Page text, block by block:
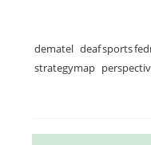
dematel deaf sports
strategymap